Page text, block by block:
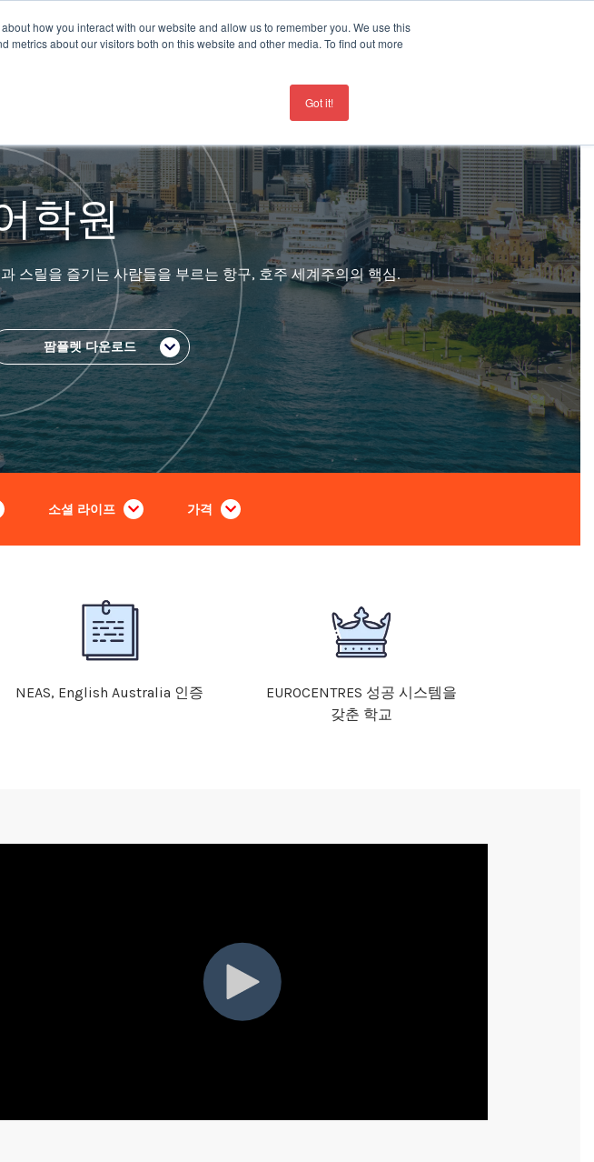
how you interact with our website and allow us to remember you. We use this
about our visitors both on this website and other media. To find out more
Got it!
Online COVID-19
학원
스릴을 즐기는 사람들을 부르는 항구, 호주 세계주의의 핵심.
팜플렛 다운로드
소셜 라이프 가격
NEAS, English Australia 인증
EUROCENTRES 성공 시스템을
갖춘 학교